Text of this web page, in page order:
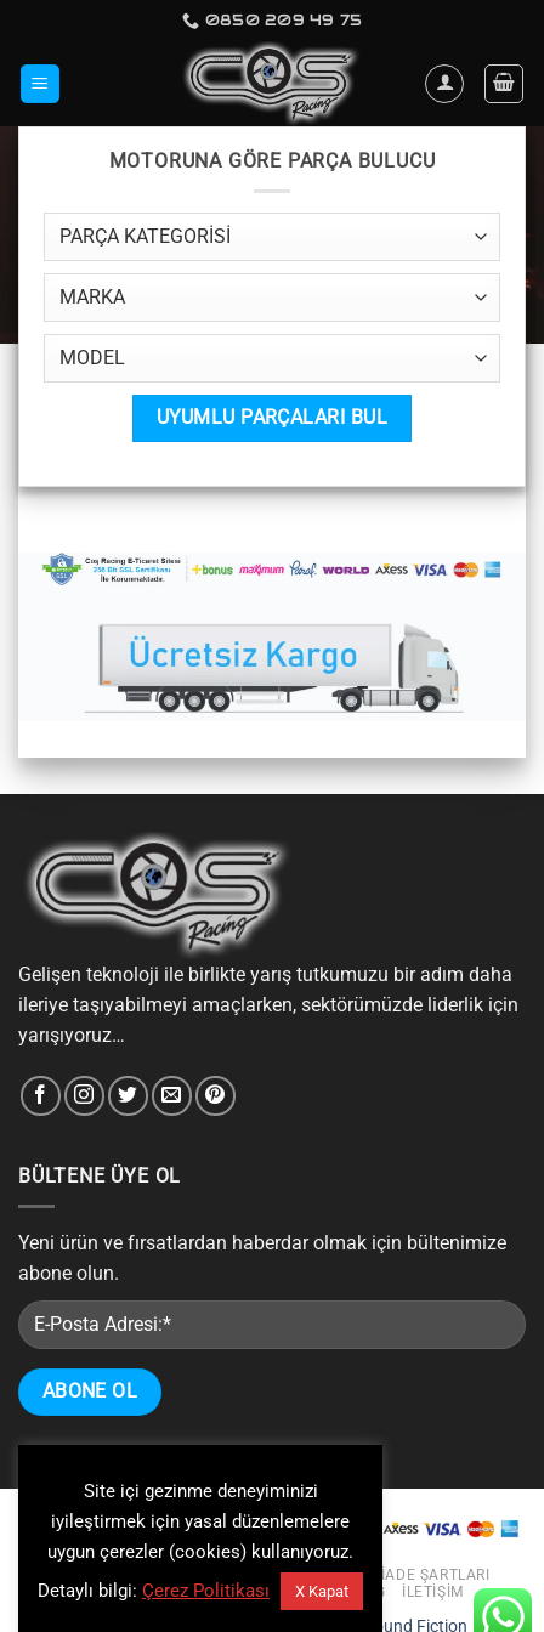
0850 209 49 75
MOTORUNA GÖRE PARÇA BULUCU
Gelişen teknoloji ile birlikte yarış tutkumuzu bir adım daha
ileriye taşıyabilmeyi amaçlarken, sektörümüzde liderlik için
yarışıyoruz…
BÜLTENE ÜYE OL
Yeni ürün ve fırsatlardan haberdar olmak için bültenimize
abone olun.
KIŞISEL VERILERIN KORUNMASI VE GIZLILIK
İADE ŞARTLARI
ÜYELIK SÖZLEŞMESI
KURUMSAL BLOG İLETIŞIM
A Sound Fiction
Site içi gezinme deneyiminizi
iyileştirmek için yasal düzenlemelere
uygun çerezler (cookies) kullanıyoruz.
Detaylı bilgi: Çerez Politikası X Kapat